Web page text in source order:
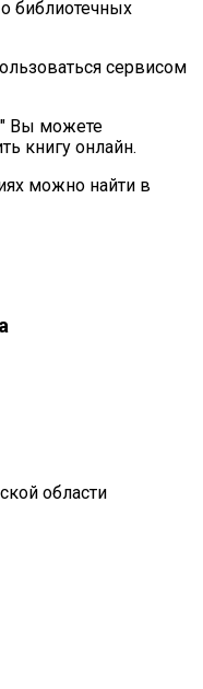
библиотечных
сервисом
Вы можете
книгу онлайн.
можно найти в
области